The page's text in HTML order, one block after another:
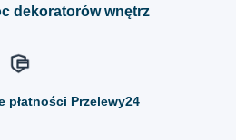
dekoratorów wnętrz
płatności Przelewy24